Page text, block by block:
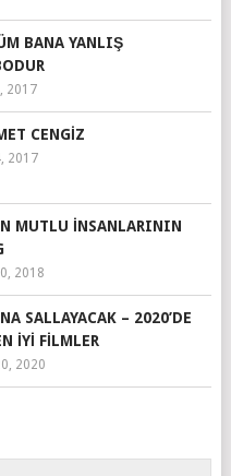
BANA YANLIŞ
2017
CENGIZ
2017
MUTLU İNSANLARININ
2018
SALLAYACAK – 2020’DE
İYI FILMLER
2020